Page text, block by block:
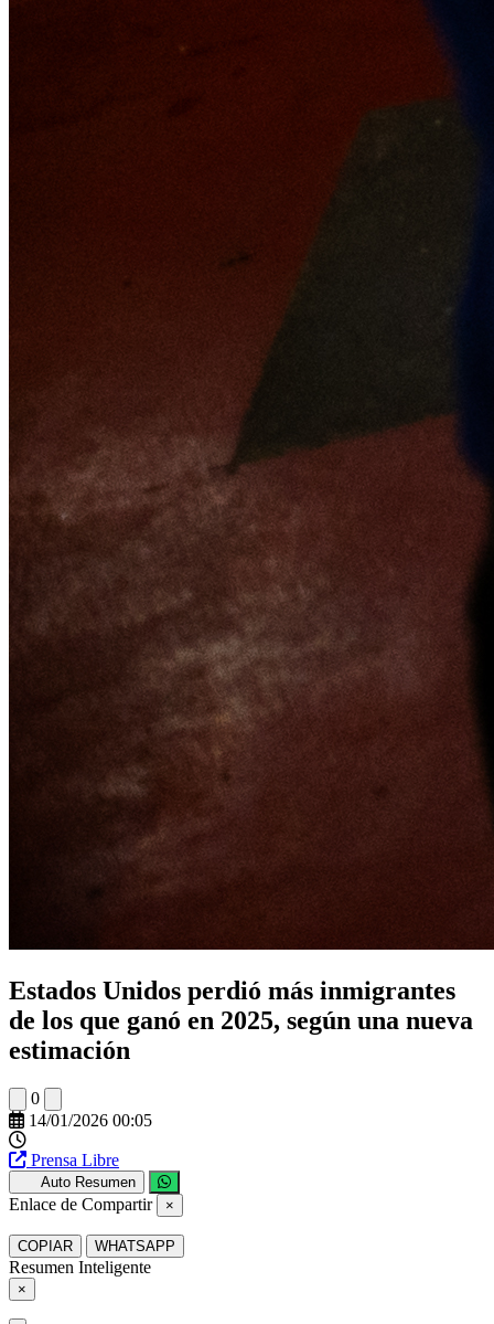
Estados Unidos perdió más inmigrantes
de los que ganó en 2025, según una nueva
estimación
0
14/01/2026 00:05
Prensa Libre
Auto Resumen
Enlace de Compartir ×
COPIAR WHATSAPP
Resumen Inteligente
×